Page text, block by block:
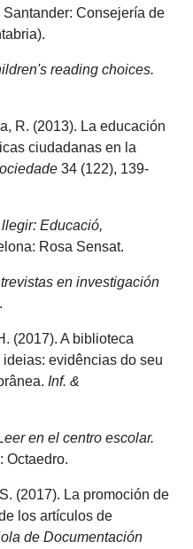
Santander: Consejería de
reading choices.
R. (2013). La educación
ciudadanas en la
34 (122), 139-
Educació,
Rosa Sensat.
en investigación
(2017). A biblioteca
evidências do seu
Inf. &
en el centro escolar.
Octaedro.
(2017). La promoción de
los artículos de
de Documentación